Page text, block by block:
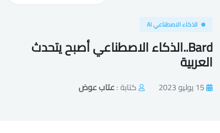
الذكاء الاصطناعي AI
Bard..الذكاء الاصطناعي أصبح يتحدث
العربية
15 يوليو 2023 كتابة :عتاب عوض